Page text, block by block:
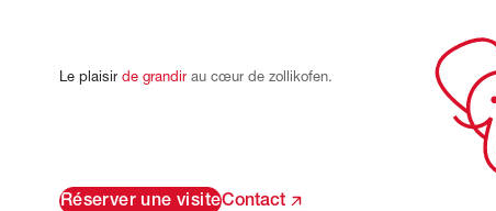
Le plaisir de grandir au cœur de zollikofen.
Réserver une visiteContact